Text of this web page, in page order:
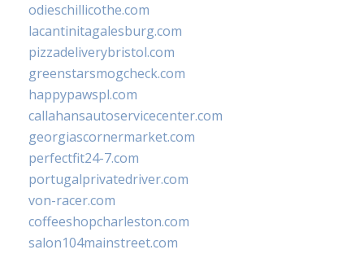
odieschillicothe.com
lacantinitagalesburg.com
pizzadeliverybristol.com
greenstarsmogcheck.com
happypawspl.com
callahansautoservicecenter.com
georgiascornermarket.com
perfectfit24-7.com
portugalprivatedriver.com
von-racer.com
coffeeshopcharleston.com
salon104mainstreet.com